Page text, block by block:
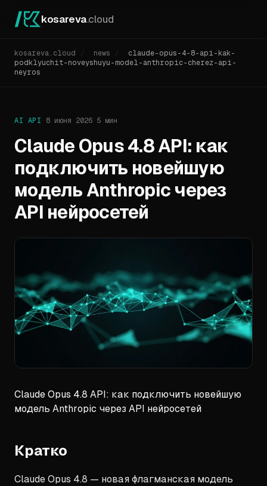
kosareva.cloud
kosareva.cloud / news /
claude-opus-4-8-api-kak-
podklyuchit-noveyshuyu-model-anthropic-cherez-api-
neyros
AI API 8 июня 2026· 5 мин
Claude Opus 4.8 API: как
подключить новейшую
модель Anthropic через
API нейросетей
Claude Opus 4.8 API: как подключить новейшую
модель Anthropic через API нейросетей
Кратко
Claude Opus 4.8 — новая флагманская модель